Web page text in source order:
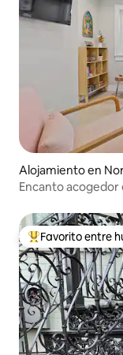
Alojamiento en
Encanto acogedor
Favorito entre
Favorito entre